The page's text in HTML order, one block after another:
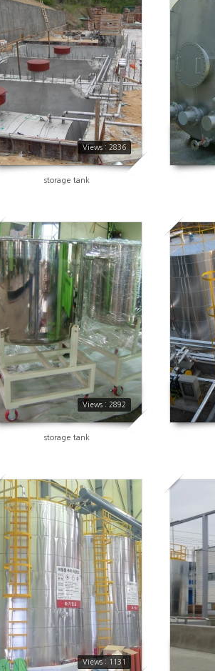
Views : 2836
2836
storage tank
Views : 2892
2892
storage tank
Views : 1131
1131